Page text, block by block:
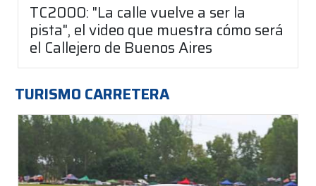
TC2000: "La calle vuelve a ser la
pista", el video que muestra cómo será
el Callejero de Buenos Aires
TURISMO CARRETERA